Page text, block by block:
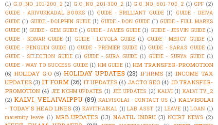
(1) G.O_NO_101-200_2 (2) G.O_NO_201-300_2 (1) G.O_NO_601-700_2 (1) GPF (2)
GUIDE - ARIVUKKADAL BOOKS (1) GUIDE - BRILLIANT GUIDE (1) GUIDE - DEIVA
GUIDE (1) GUIDE - DOLPHIN GUIDE (1) GUIDE - DON GUIDE (1) GUIDE - FULL MARKS
GUIDE (1) GUIDE - GEM GUIDE (1) GUIDE - JAMES GUIDE (1) GUIDE - JESVIN GUIDE (1)
GUIDE - KONAR GUIDE (1) GUIDE - LOYOLA GUIDE (1) GUIDE - MERCY GUIDE (1)
GUIDE - PENGUIN GUIDE (1) GUIDE - PREMIER GUIDE (1) GUIDE - SARAS GUIDE (1)
GUIDE - SELECTION GUIDE (1) GUIDE - SURA GUIDE (1) GUIDE - SURYA GUIDE (1)
GUIDE - WAY TO SUCCESS GUIDE (1) HM GUIDE (1) HM TRANSFER-PROMOTION
(6) HOLIDAY G.O (5) HOLIDAY UPDATES (23) IFHRMS (3) INCOME TAX
UPDATES (3) IT FORM (26) IT UPDATES (4) JACTO GEO (4) JD TRANSFER-
PROMOTION (4) JEE NCHM UPDATES (1) JEE UPDATES (2) KALVI (1) KALVI TV_2
(2) KALVI_VELAIVAIPPU (89) KALVISOLAI - CONTACT US (1) KALVISOLAI
- TODAY'S HEAD LINES (3) KAVITHAIKAL (1) LAB ASST (2) LEAVE (1) LOAN (1)
maternity leave (1) MRB UPDATES (13) NAATIL INDRU (3) NCERT NEWS (2)